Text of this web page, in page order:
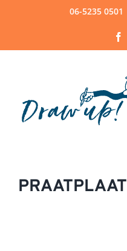
06-5235 0501
PRAATPLAAT